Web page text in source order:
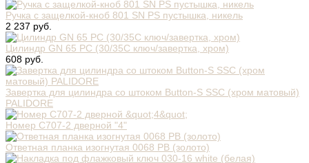
Ручка с защелкой-кноб 801 SN PS пустышка, никель
2 237 руб.
Цилиндр GN 65 PC (30/35C ключ/завертка, хром)
608 руб.
Завертка для цилиндра со штоком Button-S SSC (хром матовый)
PALIDORE
Номер C707-2 дверной "4"
Ответная планка изогнутая 0068 PB (золото)